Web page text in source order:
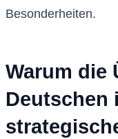
Besonderheiten.
Warum die
Deutschen